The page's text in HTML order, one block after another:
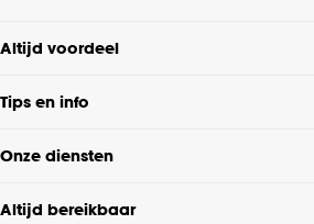
Altijd voordeel
Tips en info
Onze diensten
Altijd bereikbaar